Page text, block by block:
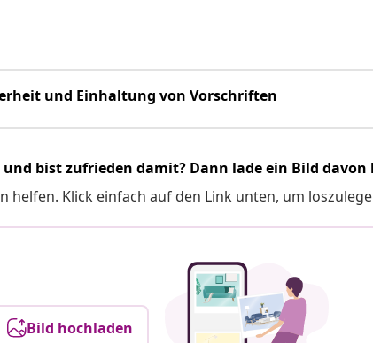
und Einhaltung von Vorschriften
bist zufrieden damit? Dann lade ein Bild davon
helfen. Klick einfach auf den Link unten, um
Bild hochladen